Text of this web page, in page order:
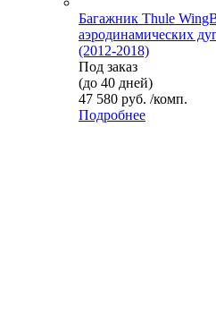
Багажник Thule
аэродинамических
(2012-2018)
Под заказ
(до 40 дней)
47 580 руб. /комп.
Подробнее